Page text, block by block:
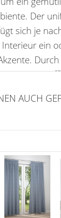
Der
sich je
ein
dieser
einladend
oder
ebenfalls
Aufhängung
AUCH